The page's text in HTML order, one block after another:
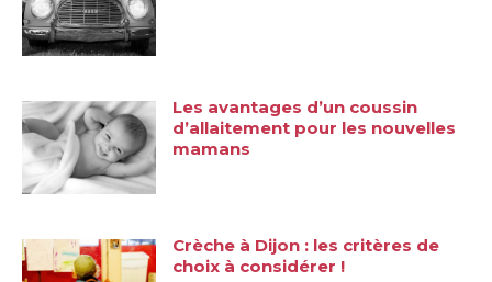
Les avantages d’un coussin
d’allaitement pour les nouvelles
mamans
Crèche à Dijon : les critères de
choix à considérer !